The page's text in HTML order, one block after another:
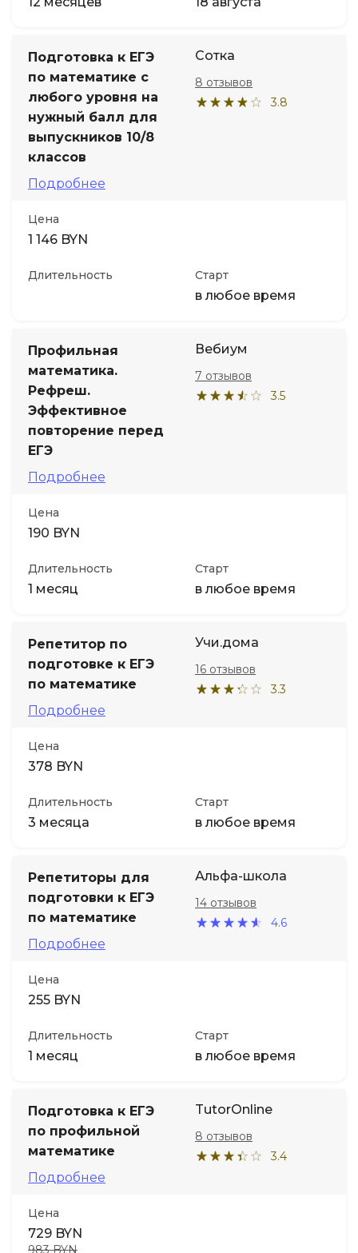
Подготовка к ЕГЭ
по математике с
любого уровня на
нужный балл для
выпускников 10/8
классов
Подробнее
Сотка
3.8
8 отзывов
Цена
1 146 BYN
Длительность Старт
в любое время
Профильная
математика.
Рефреш.
Эффективное
повторение перед
ЕГЭ
Подробнее
Вебиум
3.5
7 отзывов
Цена
190 BYN
Длительность
1 месяц
Старт
в любое время
Репетитор по
подготовке к ЕГЭ
по математике
Подробнее
Учи.дома
3.3
16 отзывов
Цена
378 BYN
Длительность
3 месяца
Старт
в любое время
Репетиторы для
подготовки к ЕГЭ
по математике
Подробнее
Альфа-школа
4.6
14 отзывов
Цена
255 BYN
Длительность
1 месяц
Старт
в любое время
Подготовка к ЕГЭ
по профильной
математике
Подробнее
TutorOnline
3.4
8 отзывов
Цена
729 BYN
983 BYN